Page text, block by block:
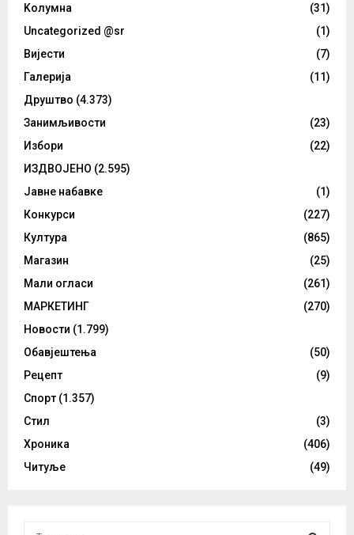
Kолумнa
(31)
Uncategorized @sr
(1)
Вијести
(7)
Галерија
(11)
Друштво (4.373)
Занимљивости
(23)
Избори
(22)
ИЗДВОЈЕНО (2.595)
Јавне набавке
(1)
Конкурси
(227)
Култура
(865)
Магазин
(25)
Мали огласи
(261)
МАРКЕТИНГ
(270)
Новости (1.799)
Обавјештења
(50)
Рецепт
(9)
Спорт (1.357)
Стил
(3)
Хроника
(406)
Читуље
(49)